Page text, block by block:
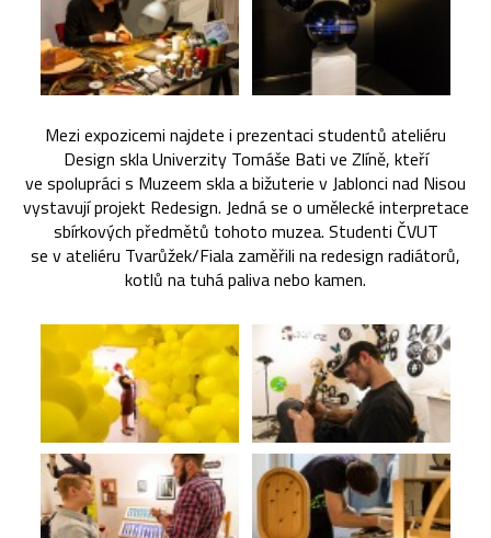
Mezi expozicemi najdete i prezentaci studentů ateliéru
Design skla Univerzity Tomáše Bati ve Zlíně, kteří
ve spolupráci s Muzeem skla a bižuterie v Jablonci nad Nisou
vystavují projekt Redesign. Jedná se o umělecké interpretace
sbírkových předmětů tohoto muzea. Studenti ČVUT
se v ateliéru Tvarůžek/Fiala zaměřili na redesign radiátorů,
kotlů na tuhá paliva nebo kamen.